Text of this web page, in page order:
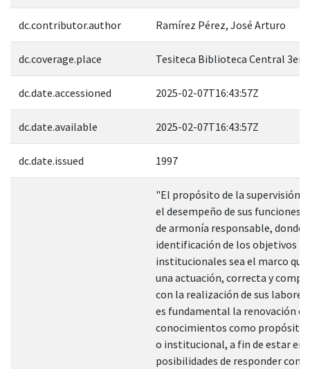
dc.contributor.author Ramírez Pérez, José Arturo
dc.coverage.place Tesiteca Biblioteca Central 3er
dc.date.accessioned 2025-02-07T16:43:57Z
dc.date.available 2025-02-07T16:43:57Z
dc.date.issued 1997
"El propósito de la supervisión
el desempeño de sus funciones
de armonía responsable, donde
identificación de los objetivos
institucionales sea el marco
una actuación, correcta y
con la realización de sus
es fundamental la renovación de
conocimientos como propósito
o institucional, a fin de estar en
posibilidades de responder con